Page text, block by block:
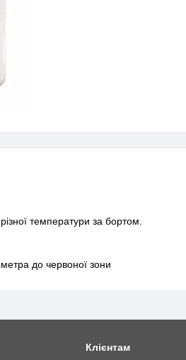
температури за бортом.
до червоної зони
Клієнтам